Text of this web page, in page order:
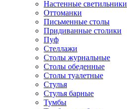
Настенные светильники
Оттоманки
Письменные столы
Придиванные столики
Пуф
Стеллажи
Столы журнальные
Столы обеденные
Столы туалетные
Стулья
Стулья барные
Тумбы